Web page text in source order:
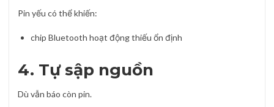
Pin yếu có thể khiến:
chip Bluetooth hoạt động thiếu ổn định
4. Tự sập nguồn
Dù vẫn báo còn pin.